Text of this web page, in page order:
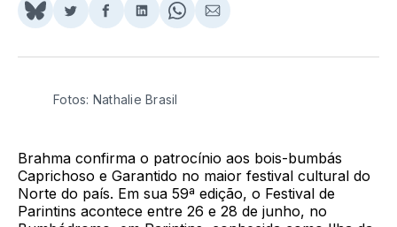
Share
BlueSky
Compartilhar
Twitter
Compartilhar
Facebook
Compartilhar
LinkedIn
Share
WhatsApp
Compartilhar
Email
Fotos: Nathalie Brasil
Brahma confirma o patrocínio aos bois-bumbás
Caprichoso e Garantido no maior festival cultural do
Norte do país. Em sua 59ª edição, o Festival de
Parintins acontece entre 26 e 28 de junho, no